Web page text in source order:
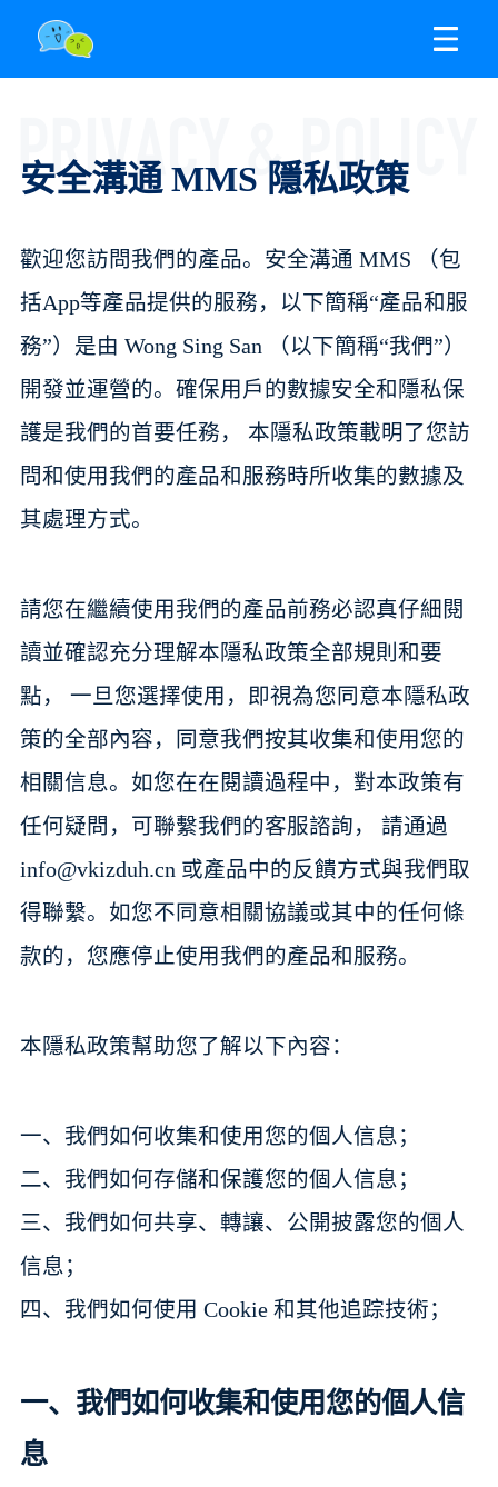
安全溝通 MMS 隱私政策
歡迎您訪問我們的產品。安全溝通 MMS （包
括App等產品提供的服務，以下簡稱“產品和服
務”）是由 Wong Sing San （以下簡稱“我們”）
開發並運營的。確保用戶的數據安全和隱私保
護是我們的首要任務， 本隱私政策載明了您訪
問和使用我們的產品和服務時所收集的數據及
其處理方式。
請您在繼續使用我們的產品前務必認真仔細閱
讀並確認充分理解本隱私政策全部規則和要
點， 一旦您選擇使用，即視為您同意本隱私政
策的全部內容，同意我們按其收集和使用您的
相關信息。如您在在閱讀過程中，對本政策有
任何疑問，可聯繫我們的客服諮詢， 請通過
info@vkizduh.cn 或產品中的反饋方式與我們取
得聯繫。如您不同意相關協議或其中的任何條
款的，您應停止使用我們的產品和服務。
本隱私政策幫助您了解以下內容：
一、我們如何收集和使用您的個人信息；
二、我們如何存儲和保護您的個人信息；
三、我們如何共享、轉讓、公開披露您的個人
信息；
四、我們如何使用 Cookie 和其他追踪技術；
一、我們如何收集和使用您的個人信
息